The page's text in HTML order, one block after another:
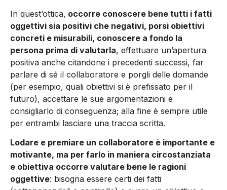
In quest’ottica, occorre conoscere bene tutti i fatti
oggettivi sia positivi che negativi, porsi obiettivi
concreti e misurabili, conoscere a fondo la
persona prima di valutarla, effettuare un’apertura
positiva anche citandone i precedenti successi, far
parlare di sé il collaboratore e porgli delle domande
(per esempio, quali obiettivi si è prefissato per il
futuro), accettare le sue argomentazioni e
consigliarlo di conseguenza; alla fine è sempre utile
per entrambi lasciare una traccia scritta.
Lodare e premiare un collaboratore è importante e
motivante, ma per farlo in maniera circostanziata
e obiettiva occorre valutare bene le ragioni
oggettive: bisogna essere certi dei fatti